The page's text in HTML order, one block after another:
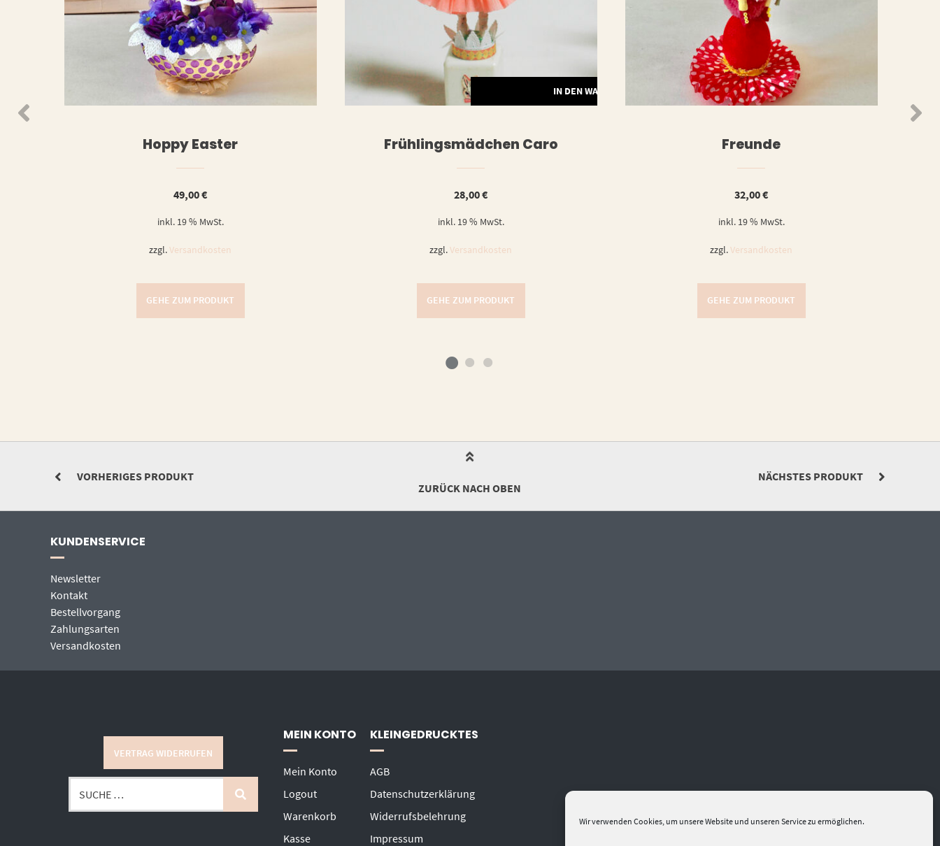
Wir verwenden Cookies, um unsere Website und unseren Service zu ermöglichen.
Hoppy Easter
49,00€
inkl. 19 % MwSt.
zzgl.Versandkosten
GEHE ZUM PRODUKT
IN DEN WARENKORB
Frühlingsmädchen Caro
28,00€
inkl. 19 % MwSt.
zzgl.Versandkosten
GEHE ZUM PRODUKT
Freunde
32,00€
inkl. 19 % MwSt.
zzgl.Versandkosten
GEHE ZUM PRODUKT
VORHERIGES PRODUKT
NÄCHSTES PRODUKT
ZURÜCK NACH OBEN
KUNDENSERVICE
Newsletter
Kontakt
Bestellvorgang
Zahlungsarten
Versandkosten
VERTRAG WIDERRUFEN
MEIN KONTO
Mein Konto
Logout
Warenkorb
Kasse
KLEINGEDRUCKTES
AGB
Datenschutzerklärung
Widerrufsbelehrung
Impressum